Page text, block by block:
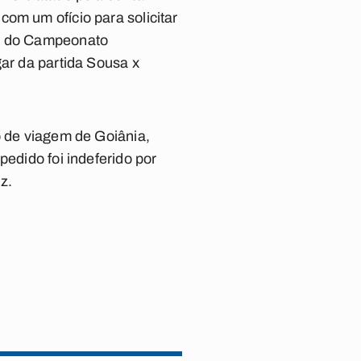
um ofício para solicitar
Campeonato
da partida Sousa x
viagem de Goiânia,
foi indeferido por